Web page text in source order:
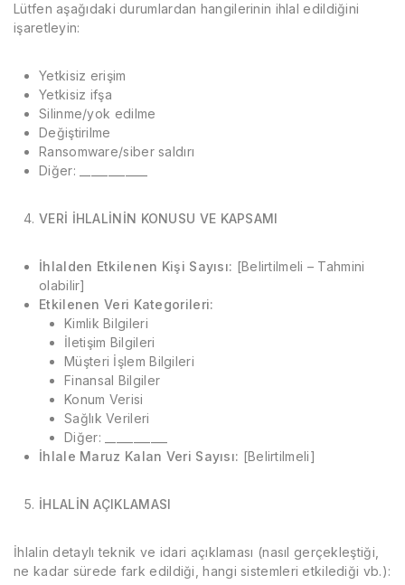
Lütfen aşağıdaki durumlardan hangilerinin ihlal edildiğini
işaretleyin:
Yetkisiz erişim
Yetkisiz ifşa
Silinme/yok edilme
Değiştirilme
Ransomware/siber saldırı
Diğer: ____________
VERİ İHLALİNİN KONUSU VE KAPSAMI
İhlalden Etkilenen Kişi Sayısı: [Belirtilmeli – Tahmini
olabilir]
Etkilenen Veri Kategorileri:
Kimlik Bilgileri
İletişim Bilgileri
Müşteri İşlem Bilgileri
Finansal Bilgiler
Konum Verisi
Sağlık Verileri
Diğer: ___________
İhlale Maruz Kalan Veri Sayısı: [Belirtilmeli]
İHLALİN AÇIKLAMASI
İhlalin detaylı teknik ve idari açıklaması (nasıl gerçekleştiği,
ne kadar sürede fark edildiği, hangi sistemleri etkilediği vb.):